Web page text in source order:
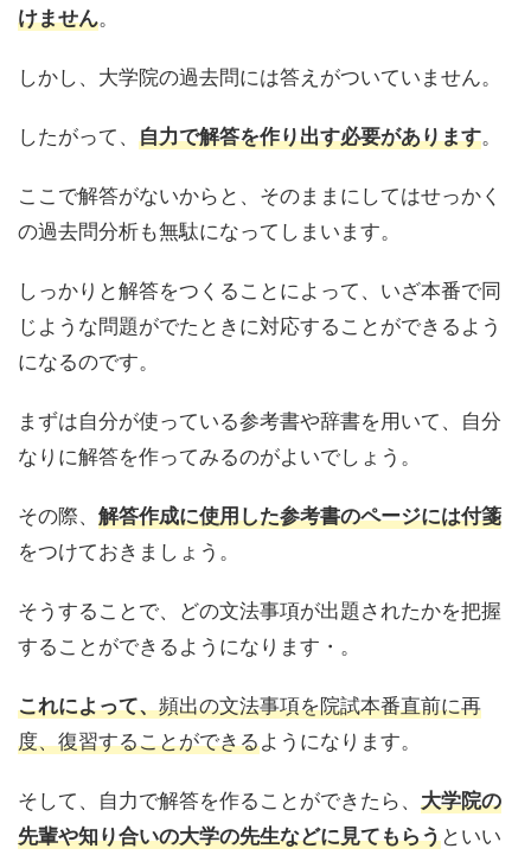
けません。
しかし、大学院の過去問には答えがついていません。
したがって、 自力で解答を作り出す必要があります。
ここで解答がないからと、そのままにしてはせっかく
の過去問分析も無駄になってしまいます。
しっかりと解答をつくることによって、いざ本番で同
じような問題がでたときに対応することができるよう
になるのです。
まずは自分が使っている参考書や辞書を用いて、自分
なりに解答を作ってみるのがよいでしょう。
その際、 解答作成に使用した参考書のページには付箋
をつけておきましょう。
そうすることで、どの文法事項が出題されたかを把握
することができるようになります・。
これによって、頻出の文法事項を院試本番直前に再
度、復習することができるようになります。
そして、自力で解答を作ることができたら、 大学院の
先輩や知り合いの大学の先生などに見てもらうといい